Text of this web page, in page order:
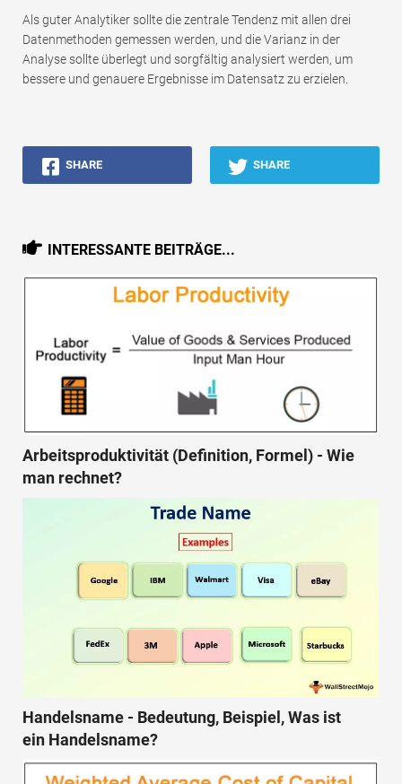
Als guter Analytiker sollte die zentrale Tendenz mit allen drei
Datenmethoden gemessen werden, und die Varianz in der
Analyse sollte überlegt und sorgfältig analysiert werden, um
bessere und genauere Ergebnisse im Datensatz zu erzielen.
SHARE SHARE
INTERESSANTE BEITRÄGE...
Arbeitsproduktivität (Definition, Formel) - Wie
man rechnet?
Handelsname - Bedeutung, Beispiel, Was ist
ein Handelsname?